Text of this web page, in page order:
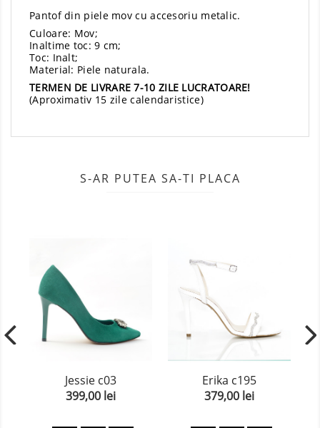
Pantof din piele mov cu accesoriu metalic.
Culoare: Mov;
Inaltime toc: 9 cm;
Toc: Inalt;
Material: Piele naturala.
TERMEN DE LIVRARE 7-10 ZILE LUCRATOARE!
(Aproximativ 15 zile calendaristice)
S-AR PUTEA SA-TI PLACA
Jessie c03
Pret
399,00 lei
Erika c195
Pret
379,00 lei